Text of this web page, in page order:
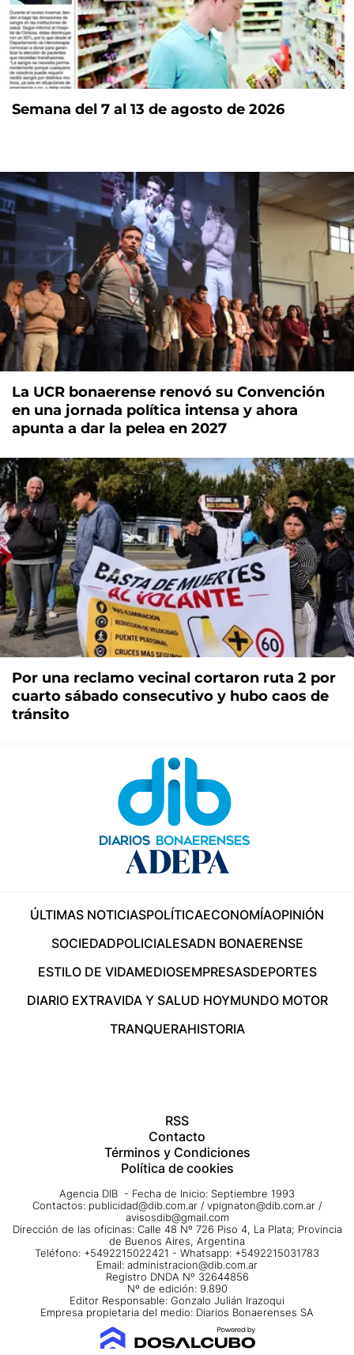
Semana del 7 al 13 de agosto de 2026
La UCR bonaerense renovó su Convención
en una jornada política intensa y ahora
apunta a dar la pelea en 2027
Por una reclamo vecinal cortaron ruta 2 por
cuarto sábado consecutivo y hubo caos de
tránsito
ÚLTIMAS NOTICIASPOLÍTICAECONOMÍAOPINIÓN
SOCIEDADPOLICIALESADN BONAERENSE
ESTILO DE VIDAMEDIOSEMPRESASDEPORTES
DIARIO EXTRAVIDA Y SALUD HOYMUNDO MOTOR
TRANQUERAHISTORIA
RSS
Contacto
Términos y Condiciones
Política de cookies
Agencia DIB - Fecha de Inicio: Septiembre 1993
Contactos: publicidad@dib.com.ar / vpignaton@dib.com.ar /
avisosdib@gmail.com
Dirección de las oficinas: Calle 48 Nº 726 Piso 4, La Plata; Provincia
de Buenos Aires, Argentina
Teléfono: +5492215022421 - Whatsapp: +5492215031783
Email: administracion@dib.com.ar
Registro DNDA Nº 32644856
Nº de edición: 9.890
Editor Responsable: Gonzalo Julián Irazoqui
Empresa propietaria del medio: Diarios Bonaerenses SA